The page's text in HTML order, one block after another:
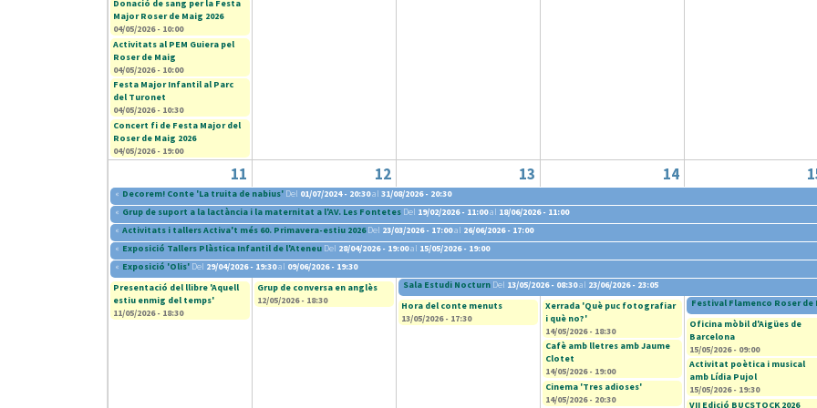
Donació de sang per la Festa
Major Roser de Maig 2026
04/05/2026 - 10:00
Activitats al PEM Guiera pel
Roser de Maig
04/05/2026 - 10:00
Festa Major Infantil al Parc
del Turonet
04/05/2026 - 10:30
Concert fi de Festa Major del
Roser de Maig 2026
04/05/2026 - 19:00
11 12 13 14
« Decorem! Conte 'La truita de nabius' Del 01/07/2024 - 20:30al 31/08/2026 - 20:30
« Grup de suport a la lactància i la maternitat a l'AV. Les Fontetes Del 19/02/2026 - 11:00al 18/06/2026 - 11:00
« Activitats i tallers Activa't més 60. Primavera-estiu 2026 Del 23/03/2026 - 17:00al 26/06/2026 - 17:00
« Exposició Tallers Plàstica Infantil de l'Ateneu Del 28/04/2026 - 19:00al 15/05/2026 - 19:00
« Exposició 'Olis' Del 29/04/2026 - 19:30al 09/06/2026 - 19:30
Presentació del llibre 'Aquell
estiu enmig del temps'
11/05/2026 - 18:30
Grup de conversa en anglès
12/05/2026 - 18:30
Sala Estudi Nocturn Del 13/05/2026 - 08:30al 23/06/2026 - 23:05
Hora del conte menuts
13/05/2026 - 17:30
Xerrada 'Què puc fotografiar
i què no?'
14/05/2026 - 18:30
Cafè amb lletres amb Jaume
Clotet
14/05/2026 - 19:00
Cinema 'Tres adioses'
14/05/2026 - 20:30
Festival Flamenco Roser de
Oficina mòbil d'Aigües de
Barcelona
15/05/2026 - 09:00
Activitat poètica i musical
amb Lídia Pujol
15/05/2026 - 19:30
VII Edició BUCSTOCK 2026